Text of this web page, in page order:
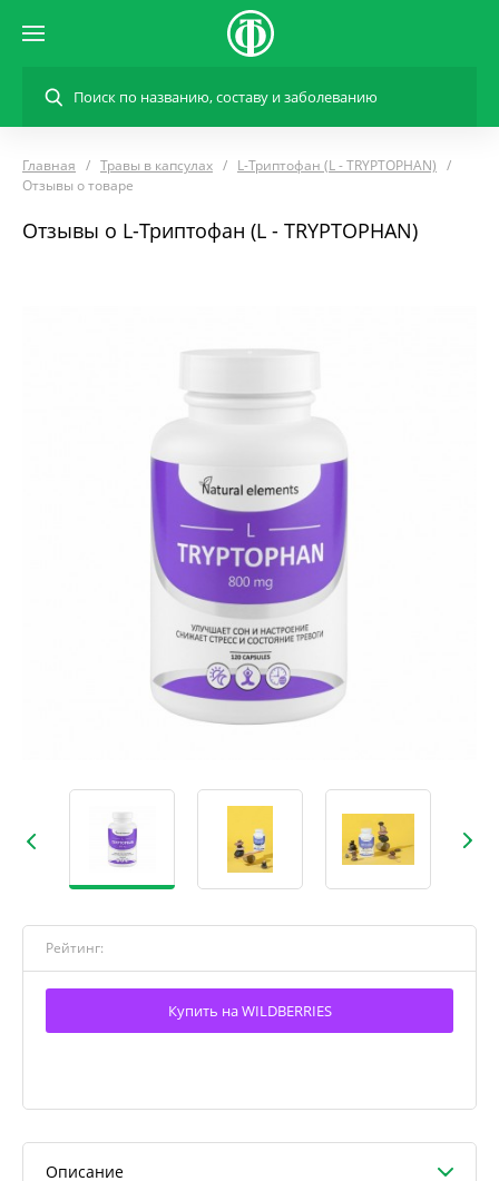
Главная Травы в капсулах
L-Триптофан (L - TRYPTOPHAN)
Отзывы о товаре
Отзывы о L-Триптофан (L - TRYPTOPHAN)
Рейтинг:
Купить на WILDBERRIES
Описание